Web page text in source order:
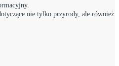
nie tylko przyrody, ale również